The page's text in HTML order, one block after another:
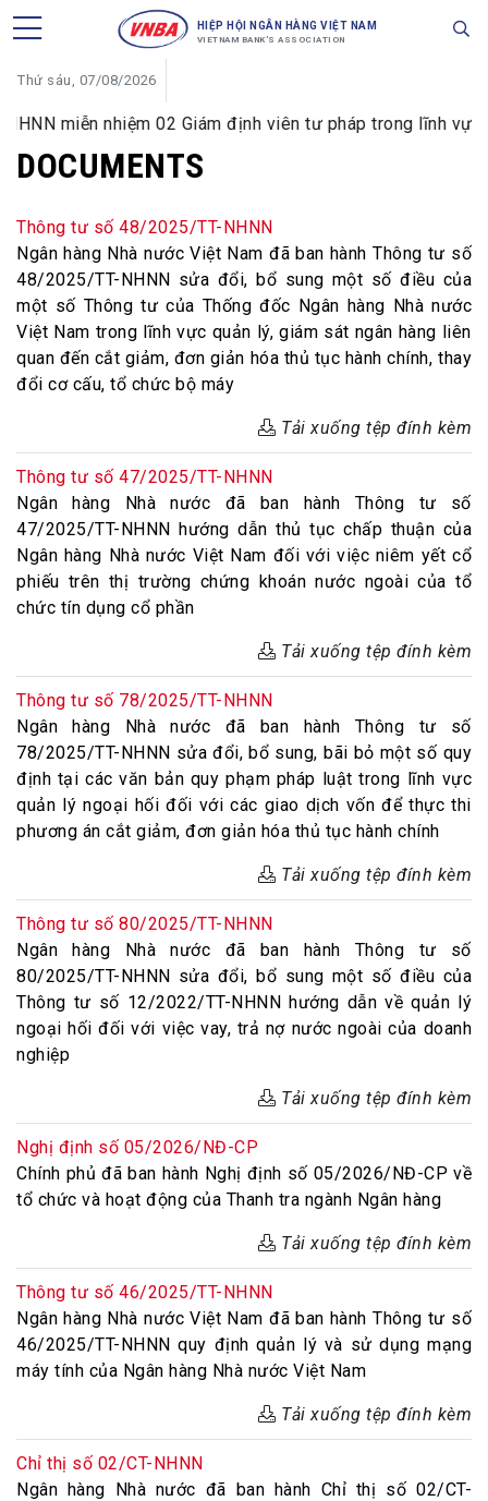
HIỆP HỘI NGÂN HÀNG VIỆT NAM
VIETNAM BANK'S ASSOCIATION
Thứ sáu, 07/08/2026
miễn nhiệm 02 Giám định viên tư pháp trong lĩnh vực
DOCUMENTS
Thông tư số 48/2025/TT-NHNN
Ngân hàng Nhà nước Việt Nam đã ban hành Thông tư số
48/2025/TT-NHNN sửa đổi, bổ sung một số điều của
một số Thông tư của Thống đốc Ngân hàng Nhà nước
Việt Nam trong lĩnh vực quản lý, giám sát ngân hàng liên
quan đến cắt giảm, đơn giản hóa thủ tục hành chính, thay
đổi cơ cấu, tổ chức bộ máy
Tải xuống tệp đính kèm
Thông tư số 47/2025/TT-NHNN
Ngân hàng Nhà nước đã ban hành Thông tư số
47/2025/TT-NHNN hướng dẫn thủ tục chấp thuận của
Ngân hàng Nhà nước Việt Nam đối với việc niêm yết cổ
phiếu trên thị trường chứng khoán nước ngoài của tổ
chức tín dụng cổ phần
Tải xuống tệp đính kèm
Thông tư số 78/2025/TT-NHNN
Ngân hàng Nhà nước đã ban hành Thông tư số
78/2025/TT-NHNN sửa đổi, bổ sung, bãi bỏ một số quy
định tại các văn bản quy phạm pháp luật trong lĩnh vực
quản lý ngoại hối đối với các giao dịch vốn để thực thi
phương án cắt giảm, đơn giản hóa thủ tục hành chính
Tải xuống tệp đính kèm
Thông tư số 80/2025/TT-NHNN
Ngân hàng Nhà nước đã ban hành Thông tư số
80/2025/TT-NHNN sửa đổi, bổ sung một số điều của
Thông tư số 12/2022/TT-NHNN hướng dẫn về quản lý
ngoại hối đối với việc vay, trả nợ nước ngoài của doanh
nghiệp
Tải xuống tệp đính kèm
Nghị định số 05/2026/NĐ-CP
Chính phủ đã ban hành Nghị định số 05/2026/NĐ-CP về
tổ chức và hoạt động của Thanh tra ngành Ngân hàng
Tải xuống tệp đính kèm
Thông tư số 46/2025/TT-NHNN
Ngân hàng Nhà nước Việt Nam đã ban hành Thông tư số
46/2025/TT-NHNN quy định quản lý và sử dụng mạng
máy tính của Ngân hàng Nhà nước Việt Nam
Tải xuống tệp đính kèm
Chỉ thị số 02/CT-NHNN
Ngân hàng Nhà nước đã ban hành Chỉ thị số 02/CT-